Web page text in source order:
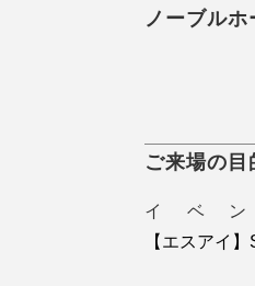
ノーブル
ご来場の
イベ